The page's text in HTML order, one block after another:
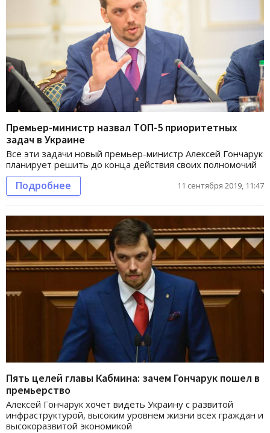
Премьер-министр назвал ТОП-5 приоритетных
задач в Украине
Все эти задачи новый премьер-министр Алексей Гончарук
планирует решить до конца действия своих полномочий
Подробнее 11 сентября 2019, 11:47
Пять целей главы Кабмина: зачем Гончарук пошел в
премьерство
Алексей Гончарук хочет видеть Украину с развитой
инфраструктурой, высоким уровнем жизни всех граждан и
высокоразвитой экономикой